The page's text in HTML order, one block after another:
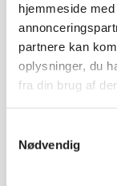
hjemmeside
partnere kan
oplysninger, du
fra din brug af
Nødvendig
VERDEN
Årsrapport